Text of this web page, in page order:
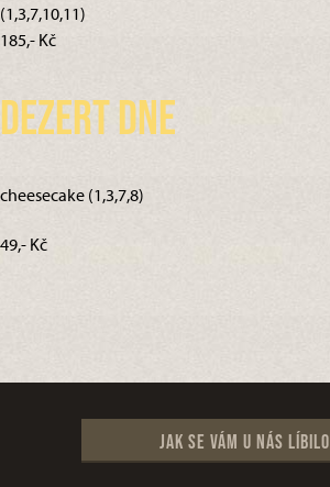
(1,3,7,10,11)
185,- Kč
Dezert dne
cheesecake (1,3,7,8)
49,- Kč
Jak se vám u nás líbilo